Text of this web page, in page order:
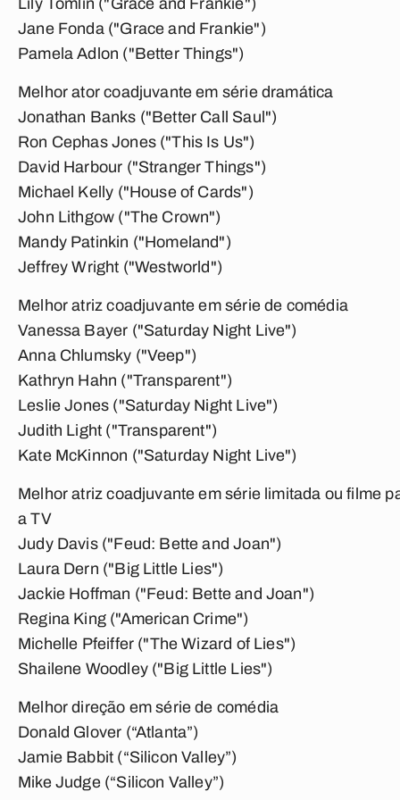
Lily Tomlin ("Grace and Frankie")
Jane Fonda ("Grace and Frankie")
Pamela Adlon ("Better Things")
Melhor ator coadjuvante em série dramática
Jonathan Banks ("Better Call Saul")
Ron Cephas Jones ("This Is Us")
David Harbour ("Stranger Things")
Michael Kelly ("House of Cards")
John Lithgow ("The Crown")
Mandy Patinkin ("Homeland")
Jeffrey Wright ("Westworld")
Melhor atriz coadjuvante em série de comédia
Vanessa Bayer ("Saturday Night Live")
Anna Chlumsky ("Veep")
Kathryn Hahn ("Transparent")
Leslie Jones ("Saturday Night Live")
Judith Light ("Transparent")
Kate McKinnon ("Saturday Night Live")
Melhor atriz coadjuvante em série limitada ou filme
a TV
Judy Davis ("Feud: Bette and Joan")
Laura Dern ("Big Little Lies")
Jackie Hoffman ("Feud: Bette and Joan")
Regina King ("American Crime")
Michelle Pfeiffer ("The Wizard of Lies")
Shailene Woodley ("Big Little Lies")
Melhor direção em série de comédia
Donald Glover (“Atlanta”)
Jamie Babbit (“Silicon Valley”)
Mike Judge (“Silicon Valley”)